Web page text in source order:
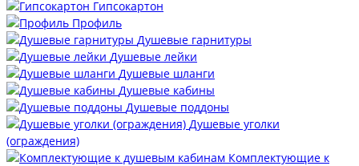
Гипсокартон
Профиль
Душевые гарнитуры
Душевые лейки
Душевые шланги
Душевые кабины
Душевые поддоны
Душевые уголки
(ограждения)
Комплектующие к